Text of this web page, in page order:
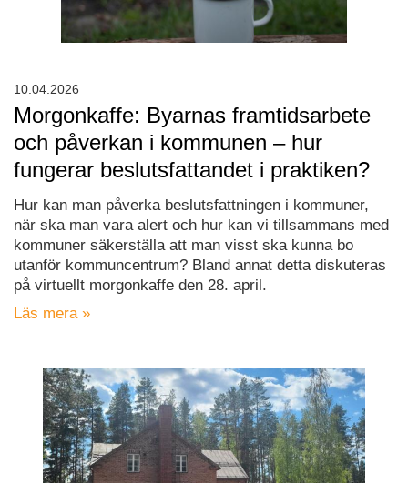
Morgonkaffe: Byarnas framtidsarbete
och påverkan i kommunen – hur
fungerar beslutsfattandet i praktiken?
Hur kan man påverka beslutsfattningen i kommuner,
när ska man vara alert och hur kan vi tillsammans med
kommuner säkerställa att man visst ska kunna bo
utanför kommuncentrum? Bland annat detta diskuteras
på virtuellt morgonkaffe den 28. april.
Läs mera »
10.04.2026